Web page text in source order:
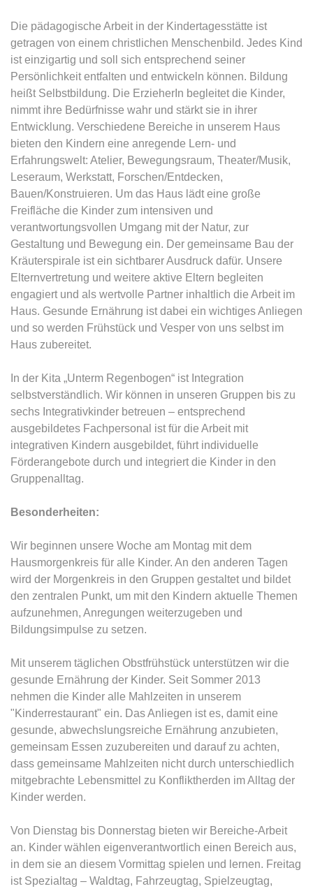
Die pädagogische Arbeit in der Kindertagesstätte ist
getragen von einem christlichen Menschenbild. Jedes Kind
ist einzigartig und soll sich entsprechend seiner
Persönlichkeit entfalten und entwickeln können. Bildung
heißt Selbstbildung. Die ErzieherIn begleitet die Kinder,
nimmt ihre Bedürfnisse wahr und stärkt sie in ihrer
Entwicklung. Verschiedene Bereiche in unserem Haus
bieten den Kindern eine anregende Lern- und
Erfahrungswelt: Atelier, Bewegungsraum, Theater/Musik,
Leseraum, Werkstatt, Forschen/Entdecken,
Bauen/Konstruieren. Um das Haus lädt eine große
Freifläche die Kinder zum intensiven und
verantwortungsvollen Umgang mit der Natur, zur
Gestaltung und Bewegung ein. Der gemeinsame Bau der
Kräuterspirale ist ein sichtbarer Ausdruck dafür. Unsere
Elternvertretung und weitere aktive Eltern begleiten
engagiert und als wertvolle Partner inhaltlich die Arbeit im
Haus. Gesunde Ernährung ist dabei ein wichtiges Anliegen
und so werden Frühstück und Vesper von uns selbst im
Haus zubereitet.
In der Kita „Unterm Regenbogen“ ist Integration
selbstverständlich. Wir können in unseren Gruppen bis zu
sechs Integrativkinder betreuen – entsprechend
ausgebildetes Fachpersonal ist für die Arbeit mit
integrativen Kindern ausgebildet, führt individuelle
Förderangebote durch und integriert die Kinder in den
Gruppenalltag.
Besonderheiten:
Wir beginnen unsere Woche am Montag mit dem
Hausmorgenkreis für alle Kinder. An den anderen Tagen
wird der Morgenkreis in den Gruppen gestaltet und bildet
den zentralen Punkt, um mit den Kindern aktuelle Themen
aufzunehmen, Anregungen weiterzugeben und
Bildungsimpulse zu setzen.
Mit unserem täglichen Obstfrühstück unterstützen wir die
gesunde Ernährung der Kinder. Seit Sommer 2013
nehmen die Kinder alle Mahlzeiten in unserem
"Kinderrestaurant" ein. Das Anliegen ist es, damit eine
gesunde, abwechslungsreiche Ernährung anzubieten,
gemeinsam Essen zuzubereiten und darauf zu achten,
dass gemeinsame Mahlzeiten nicht durch unterschiedlich
mitgebrachte Lebensmittel zu Konfliktherden im Alltag der
Kinder werden.
Von Dienstag bis Donnerstag bieten wir Bereiche-Arbeit
an. Kinder wählen eigenverantwortlich einen Bereich aus,
in dem sie an diesem Vormittag spielen und lernen. Freitag
ist Spezialtag – Waldtag, Fahrzeugtag, Spielzeugtag,